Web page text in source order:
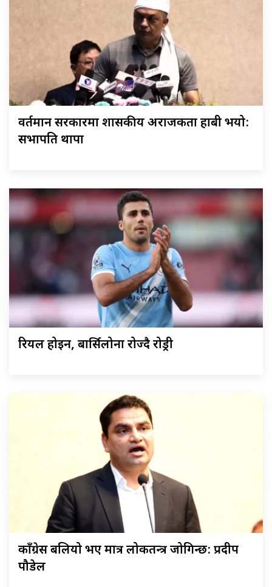
वर्तमान सरकारमा शासकीय अराजकता हाबी भयो:
सभापति थापा
रियल होइन, बार्सिलोना रोज्दै रोड्री
काँग्रेस बलियो भए मात्र लोकतन्त्र जोगिन्छ: प्रदीप
पौडेल